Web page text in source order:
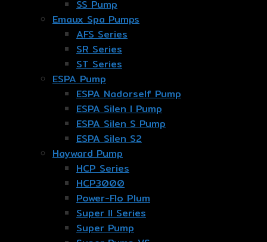
SS Pump
Emaux Spa Pumps
AFS Series
SR Series
ST Series
ESPA Pump
ESPA Nadorself Pump
ESPA Silen I Pump
ESPA Silen S Pump
ESPA Silen S2
Hayward Pump
HCP Series
HCP3000
Power-Flo Plum
Super II Series
Super Pump